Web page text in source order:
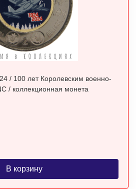
/ 100 лет Королевским военно-
силам UNC / коллекционная монета
В корзину